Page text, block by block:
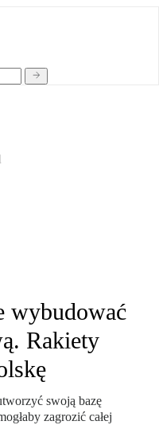
wybudować
Rakiety
swoją bazę
zagrozić całej